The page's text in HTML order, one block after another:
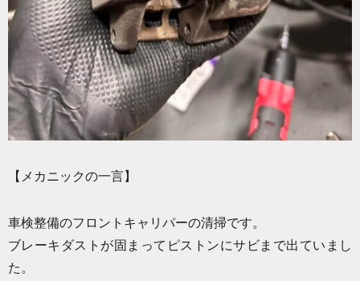
【メカニックの一言】
車検整備のフロントキャリパーの清掃です。
ブレーキダストが固まってピストンにサビまで出ていまし
た。